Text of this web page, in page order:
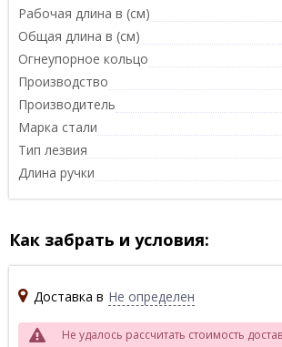
Рабочая длина в (см)
Общая длина в (см)
Огнеупорное кольцо
Производство
Производитель
Марка стали
Тип лезвия
Длина ручки
Как забрать и условия:
Доставка в Не определен
Не удалось рассчитать стоимость